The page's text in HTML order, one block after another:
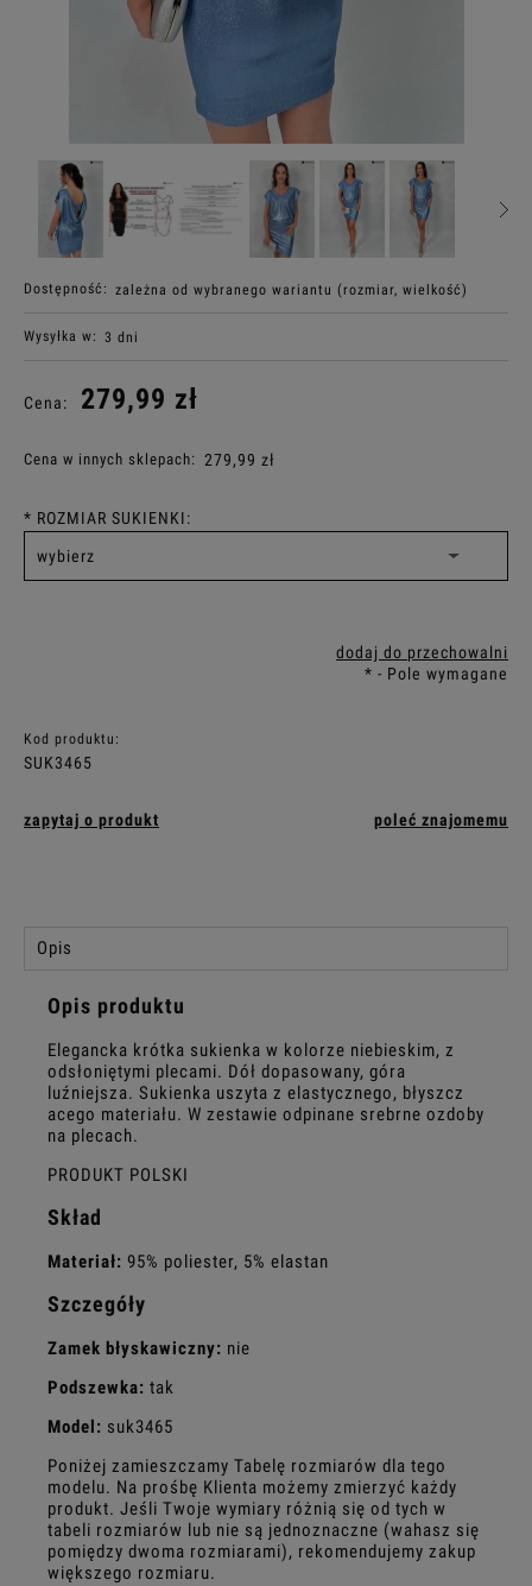
Dostępność: zależna od wybranego wariantu (rozmiar, wielkość)
Wysyłka w: 3 dni
Cena: 279,99 zł
Cena w innych sklepach: 279,99 zł
* ROZMIAR SUKIENKI:
dodaj do przechowalni
* - Pole wymagane
Kod produktu:
SUK3465
zapytaj o produkt poleć znajomemu
Opis
Opis produktu
Elegancka krótka sukienka w kolorze niebieskim, z
odsłoniętymi plecami. Dół dopasowany, góra
luźniejsza. Sukienka uszyta z elastycznego, błyszcz
acego materiału. W zestawie odpinane srebrne ozdoby
na plecach.
PRODUKT POLSKI
Skład
Materiał: 95% poliester, 5% elastan
Szczegóły
Zamek błyskawiczny: nie
Podszewka: tak
Model: suk3465
Poniżej zamieszczamy Tabelę rozmiarów dla tego
modelu. Na prośbę Klienta możemy zmierzyć każdy
produkt. Jeśli Twoje wymiary różnią się od tych w
tabeli rozmiarów lub nie są jednoznaczne (wahasz się
pomiędzy dwoma rozmiarami), rekomendujemy zakup
większego rozmiaru.